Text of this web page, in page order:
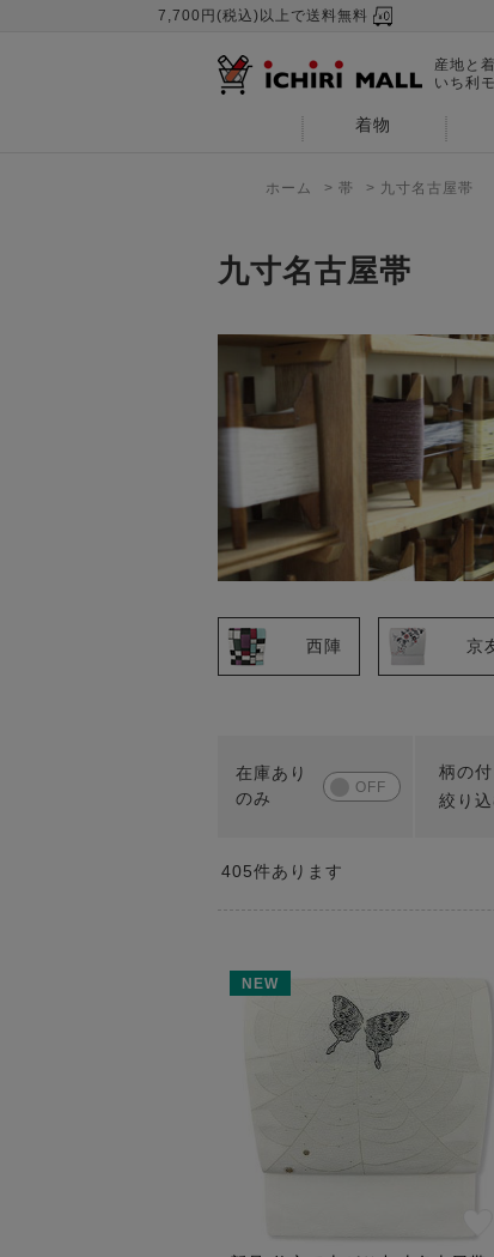
7,700円(税込)以上で送料無料
産地と
いち利
着物
ホーム > 帯 > 九寸名古屋帯
九寸名古屋帯
西陣 京
柄の
絞り
405件あります
NEW